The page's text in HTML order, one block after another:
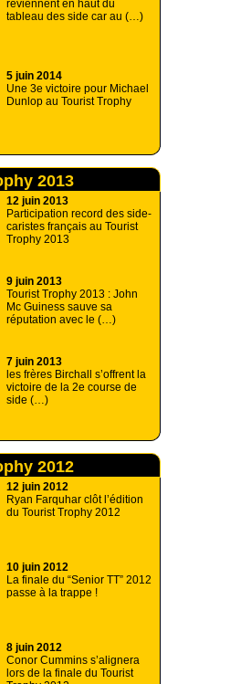
reviennent en haut du
tableau des side car au (…)
5 juin 2014
Une 3e victoire pour Michael
Dunlop au Tourist Trophy
2013
12 juin 2013
Participation record des side-
caristes français au Tourist
Trophy 2013
9 juin 2013
Tourist Trophy 2013 : John
Mc Guiness sauve sa
réputation avec le (…)
7 juin 2013
les frères Birchall s’offrent la
victoire de la 2e course de
side (…)
2012
12 juin 2012
Ryan Farquhar clôt l’édition
du Tourist Trophy 2012
10 juin 2012
La finale du “Senior TT” 2012
passe à la trappe !
8 juin 2012
Conor Cummins s’alignera
lors de la finale du Tourist